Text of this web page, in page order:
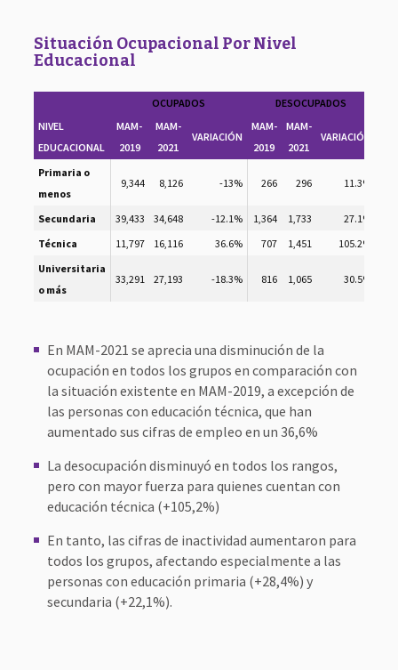
Situación Ocupacional Por Nivel
Educacional
OCUPADOS
DESOCUPADOS
NIVEL
EDUCACIONAL
MAM-
2019
MAM-
2021
VARIACIÓN
MAM-
2019
MAM-
2021
VARIACIÓN
Primaria o
menos
9,344 8,126 -13% 266 296 11.3%
Secundaria 39,433 34,648 -12.1% 1,364 1,733 27.1%
Técnica
11,797 16,116 36.6% 707 1,451 105.2%
Universitaria
o más
33,291 27,193 -18.3% 816 1,065 30.5%
En MAM-2021 se aprecia una disminución de la
ocupación en todos los grupos en comparación con
la situación existente en MAM-2019, a excepción de
las personas con educación técnica, que han
aumentado sus cifras de empleo en un 36,6%
La desocupación disminuyó en todos los rangos,
pero con mayor fuerza para quienes cuentan con
educación técnica (+105,2%)
En tanto, las cifras de inactividad aumentaron para
todos los grupos, afectando especialmente a las
personas con educación primaria (+28,4%) y
secundaria (+22,1%).